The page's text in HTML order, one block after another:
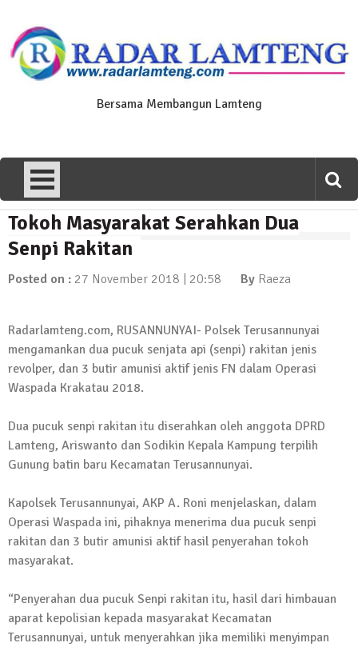
content
Bersama Membangun Lamteng
News Flash
Polres Lamteng Gelar Upacara
Peringatan Hari Pahlawan, Teladani
Semangat Pengorbanan untuk Bangsa
Puluhan Warga Dusun III Geruduk
Balai Kampung Pujobasuki, Tuntut
Kadus Untuk Mundur
iklan ucapan HUT RI
20 Agustus 2025 | 14:43
Maling Jebol Plafon Konter HP di
Rumbia, Pelaku Ditangkap di Lamtim
26 Juli 2025 | 10:33
Kejari Geledah Kantor Disporapar
Lamteng Terkait Dugaan Korupsi Dana
Hibah Koni
Tokoh Masyarakat Serahkan Dua
Senpi Rakitan
Posted on : 27 November 2018 | 20:58 By Raeza
Radarlamteng.com, RUSANNUNYAI- Polsek Terusannunyai
mengamankan dua pucuk senjata api (senpi) rakitan jenis
revolper, dan 3 butir amunisi aktif jenis FN dalam Operasi
Waspada Krakatau 2018.
Dua pucuk senpi rakitan itu diserahkan oleh anggota DPRD
Lamteng, Ariswanto dan Sodikin Kepala Kampung terpilih
Gunung batin baru Kecamatan Terusannunyai.
Kapolsek Terusannunyai, AKP A. Roni menjelaskan, dalam
Operasi Waspada ini, pihaknya menerima dua pucuk senpi
rakitan dan 3 butir amunisi aktif hasil penyerahan tokoh
masyarakat.
“Penyerahan dua pucuk Senpi rakitan itu, hasil dari himbauan
aparat kepolisian kepada masyarakat Kecamatan
Terusannunyai, untuk menyerahkan jika memiliki menyimpan